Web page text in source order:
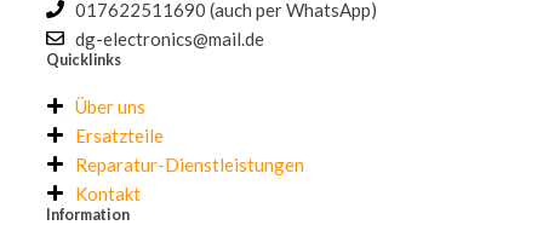
017622511690 (auch per WhatsApp)
dg-electronics@mail.de
Quicklinks
Über uns
Ersatzteile
Reparatur-Dienstleistungen
Kontakt
Information